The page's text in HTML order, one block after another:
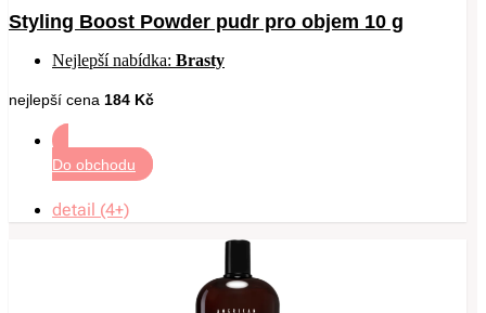
Styling Boost Powder pudr pro objem 10 g
Nejlepší nabídka: Brasty
nejlepší cena 184 Kč
Do obchodu
detail (4+)